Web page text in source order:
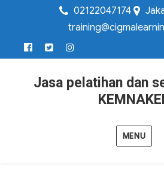
02122047174
Jasa pelatihan dan
MENU